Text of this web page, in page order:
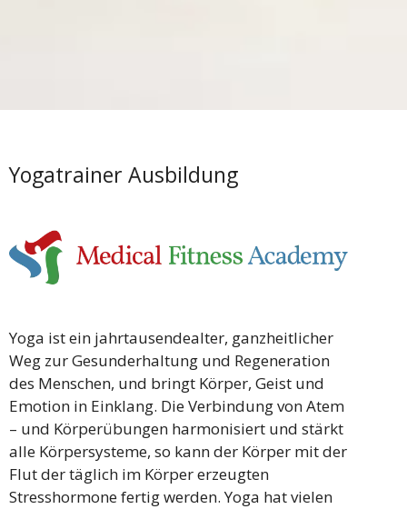
Yogatrainer Ausbildung
Yoga ist ein jahrtausendealter, ganzheitlicher
Weg zur Gesunderhaltung und Regeneration
des Menschen, und bringt Körper, Geist und
Emotion in Einklang. Die Verbindung von Atem
– und Körperübungen harmonisiert und stärkt
alle Körpersysteme, so kann der Körper mit der
Flut der täglich im Körper erzeugten
Stresshormone fertig werden. Yoga hat vielen